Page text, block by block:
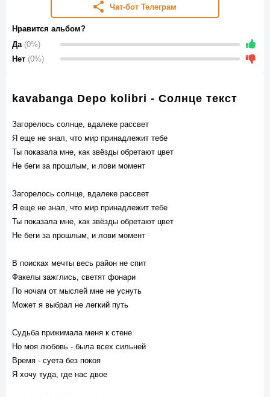
Чат-бот Телеграм
Нравится альбом?
Да (0%)
Нет (0%)
kavabanga Depo kolibri - Солнце текст
Загорелось солнце, вдалеке рассвет
Я еще не знал, что мир принадлежит тебе
Ты показала мне, как звёзды обретают цвет
Не беги за прошлым, и лови момент
Загорелось солнце, вдалеке рассвет
Я еще не знал, что мир принадлежит тебе
Ты показала мне, как звёзды обретают цвет
Не беги за прошлым, и лови момент
В поисках мечты весь район не спит
Факелы зажглись, светят фонари
По ночам от мыслей мне не уснуть
Может я выбрал не легкий путь
Судьба прижимала меня к стене
Но моя любовь - была всех сильней
Время - суета без покоя
Я хочу туда, где нас двое